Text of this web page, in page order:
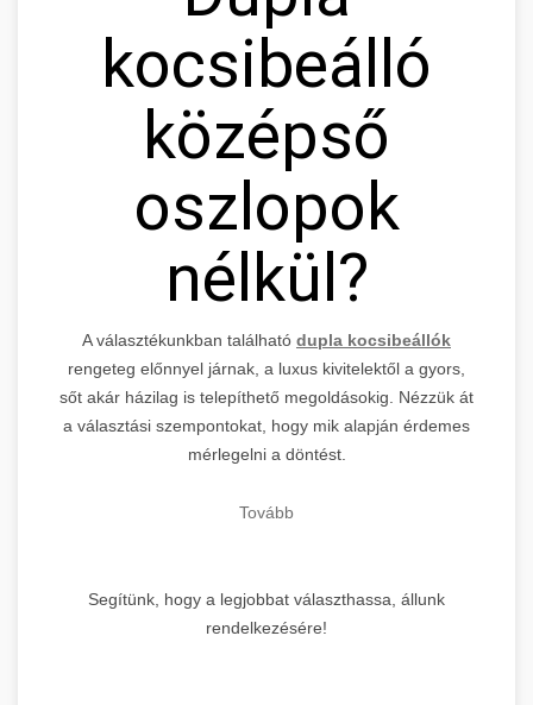
kocsibeálló
középső
oszlopok
nélkül?
A választékunkban található dupla kocsibeállók
rengeteg előnnyel járnak, a luxus kivitelektől a gyors,
sőt akár házilag is telepíthető megoldásokig. Nézzük át
a választási szempontokat, hogy mik alapján érdemes
mérlegelni a döntést.
Tovább
Segítünk, hogy a legjobbat választhassa, állunk
rendelkezésére!